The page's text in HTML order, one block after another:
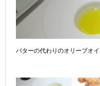
バターの代わりのオリーブオ